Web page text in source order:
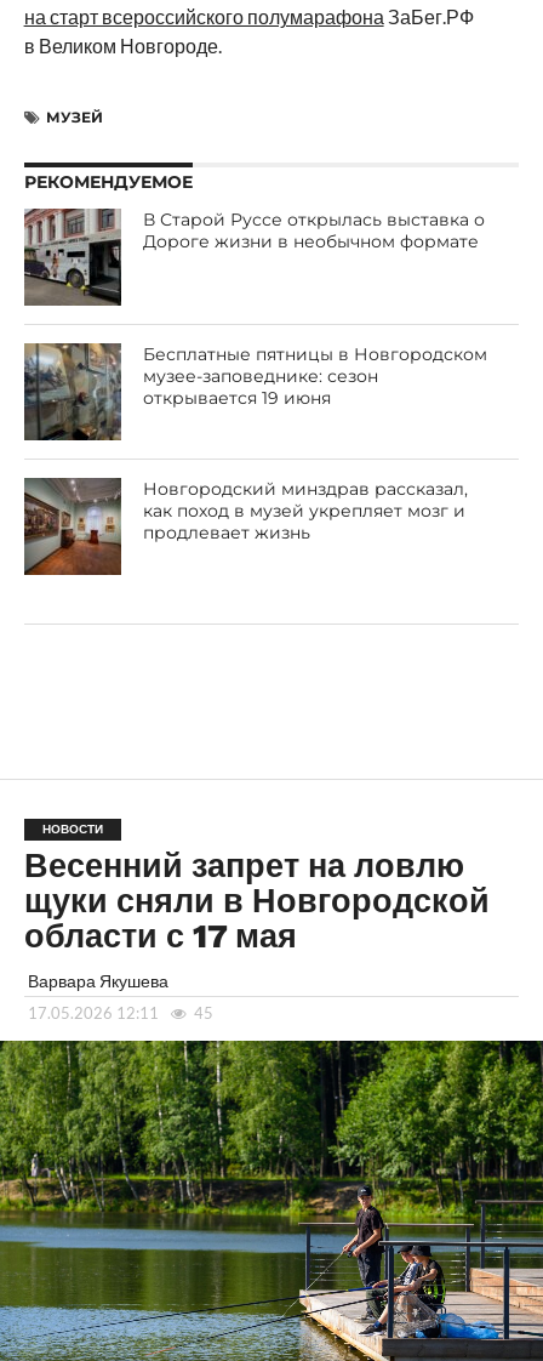
на старт всероссийского полумарафона ЗаБег.РФ
в Великом Новгороде.
МУЗЕЙ
РЕКОМЕНДУЕМОЕ
В Старой Руссе открылась выставка о
Дороге жизни в необычном формате
Бесплатные пятницы в Новгородском
музее-заповеднике: сезон
открывается 19 июня
Новгородский минздрав рассказал,
как поход в музей укрепляет мозг и
продлевает жизнь
НОВОСТИ
Весенний запрет на ловлю
щуки сняли в Новгородской
области с 17 мая
Варвара Якушева
17.05.2026 12:11 45